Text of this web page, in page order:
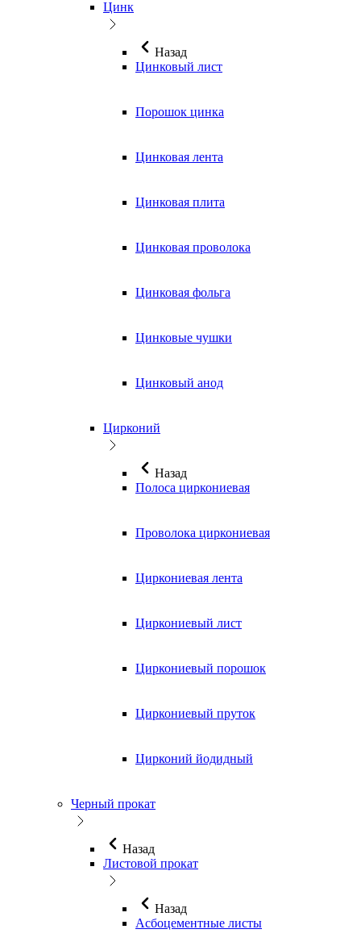
Цинк
Назад
Цинковый лист
Порошок цинка
Цинковая лента
Цинковая плита
Цинковая проволока
Цинковая фольга
Цинковые чушки
Цинковый анод
Цирконий
Назад
Полоса циркониевая
Проволока циркониевая
Циркониевая лента
Циркониевый лист
Циркониевый порошок
Циркониевый пруток
Цирконий йодидный
Черный прокат
Назад
Листовой прокат
Назад
Асбоцементные листы